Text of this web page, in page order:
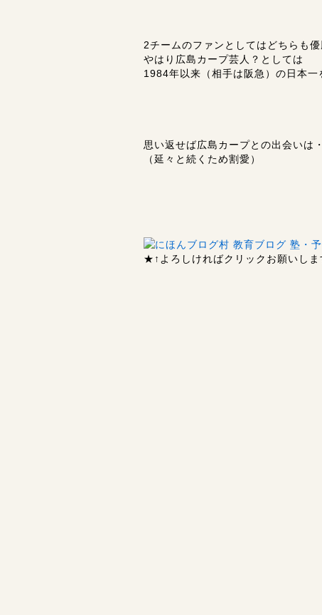
2チームのファンとしてはどちらも優
やはり広島カープ芸人？としては
1984年以来（相手は阪急）の日本一
思い返せば広島カープとの出会いは
（延々と続くため割愛）
★↑ よろしければクリックお願いし